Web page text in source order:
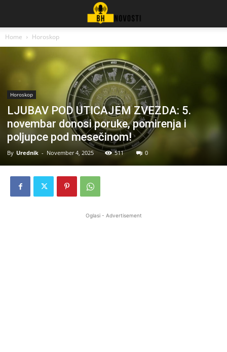
Home Horoskop
Horoskop
LJUBAV POD UTICAJEM ZVEZDA: 5.
novembar donosi poruke, pomirenja i
poljupce pod mesečinom!
By Urednik - November 4, 2025 511 0
Oglasi - Advertisement